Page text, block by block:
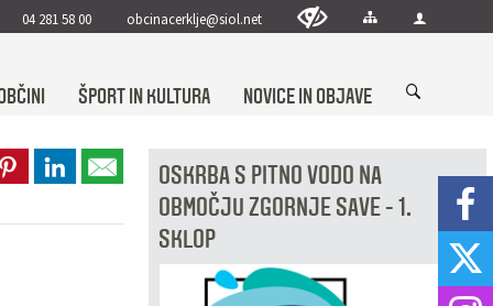
04 281 58 00 obcinacerklje@siol.net
ŠPORT IN KULTURA NOVICE IN OBJAVE
OSKRBA S PITNO VODO NA
OBMOČJU ZGORNJE SAVE - 1.
SKLOP